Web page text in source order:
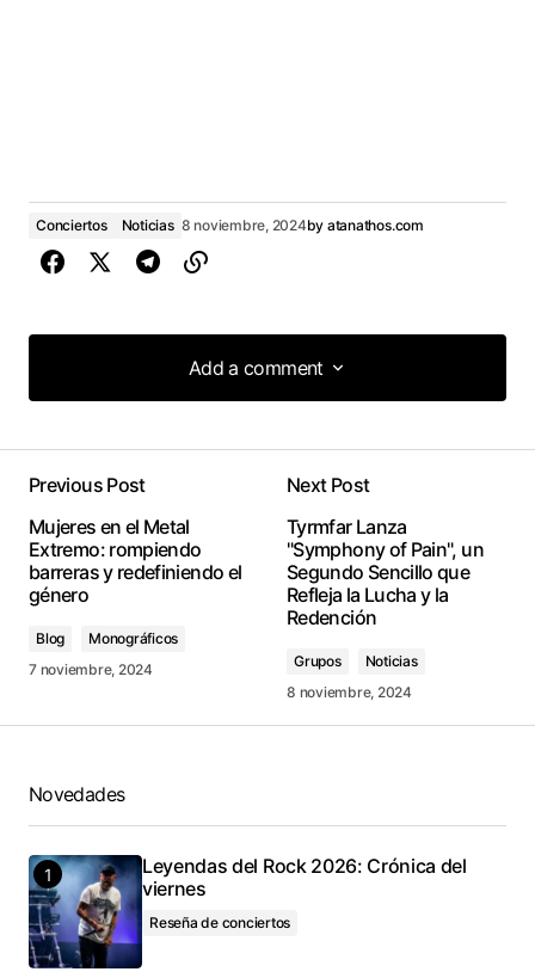
Conciertos Noticias 8 noviembre, 2024by atanathos.com
Add a comment
Add a comment
Previous Post
Mujeres en el Metal
Extremo: rompiendo
barreras y redefiniendo el
género
Blog
Monográficos
7 noviembre, 2024
Next Post
Tyrmfar Lanza
"Symphony of Pain", un
Segundo Sencillo que
Refleja la Lucha y la
Redención
Grupos
Noticias
8 noviembre, 2024
Novedades
Leyendas del Rock 2026: Crónica del
viernes
Reseña de conciertos